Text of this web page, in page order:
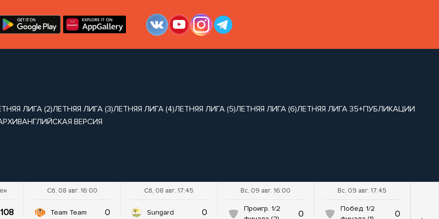
ЛИГА (2)ЛЕТНЯЯ ЛИГА (3)ЛЕТНЯЯ ЛИГА (4)ЛЕТНЯЯ ЛИГА (5)ЛЕТНЯЯ ЛИГА (6)ЛЕТНЯЯ ЛИГА 35+ПУБЛИКАЦИИ
АНГЛИЙСКАЯ ВЕРСИЯ
108
Сб, 08 авг. 16:00
Team Team 0
Сб, 08 авг. 17:45
Sungard 0
Вс, 09 авг. 16:00
Проигр. 1/2
0
Вс, 09 авг. 17:45
Побед. 1/2
0